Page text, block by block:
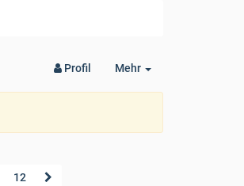
Mehr
Toggle
Profil
12